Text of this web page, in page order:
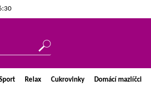
Relax Cukrovinky Domácí mazlíčci